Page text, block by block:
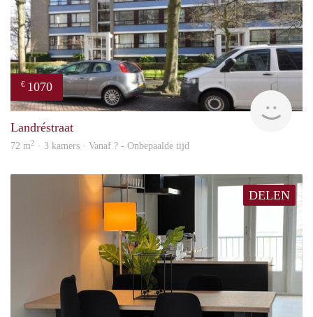
€ 1070
Landréstraat
72 m2 · 3 kamers · Vanaf ? - Onbepaalde tijd
DELEN